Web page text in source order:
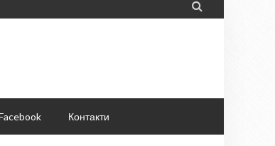

Контакти